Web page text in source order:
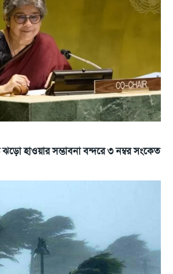
ঝড়ো হাওয়ার সম্ভাবনা বন্দরে ৩ নম্বর সংকেত